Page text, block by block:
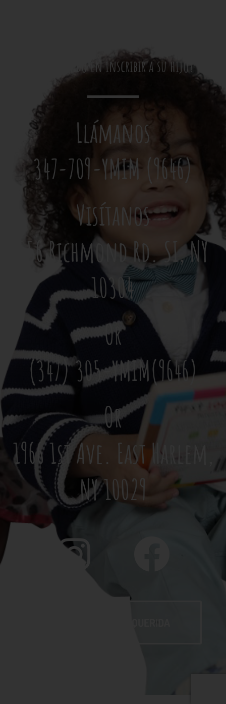
¿Interesado en inscribir a su hijo?
Llámanos
347-709-YMIM (9646)
Visítanos
556 Richmond Rd. SI, NY
10304
Or
(347) 305-YMIM(9646)
Or
1966 1st Ave. East Harlem,
NY 10029